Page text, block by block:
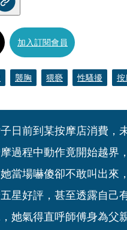
加入訂閱會員
襲胸 猥褻 性騷擾
日前到某按摩店消費，
過程中動作竟開始越界
當場嚇傻卻不敢叫出來
星好評，甚至透露自己
她氣得直呼師傅身為父